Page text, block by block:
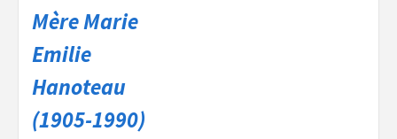
Mère Marie
Emilie
Hanoteau
(1905-1990)